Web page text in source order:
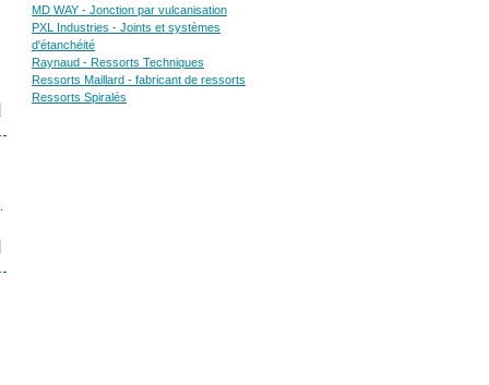
MD WAY - Jonction par vulcanisation
PXL Industries - Joints et systèmes
d'étanchéité
Raynaud - Ressorts Techniques
Ressorts Maillard - fabricant de ressorts
Ressorts Spiralés